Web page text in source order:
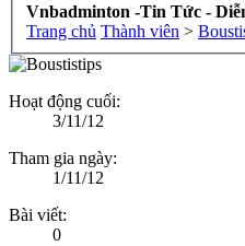
Vnbadminton -Tin Tức -
Trang chủ Thành viên >
Hoạt động cuối:
3/11/12
Tham gia ngày:
1/11/12
Bài viết:
0